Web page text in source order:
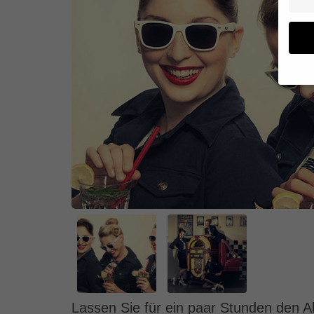
Lassen Sie für ein paar Stunden den
Wir
von
(z. B.
und